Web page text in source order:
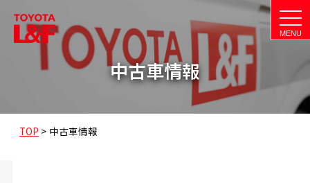
t
o
g
中古車情報
TOP > 中古車情報